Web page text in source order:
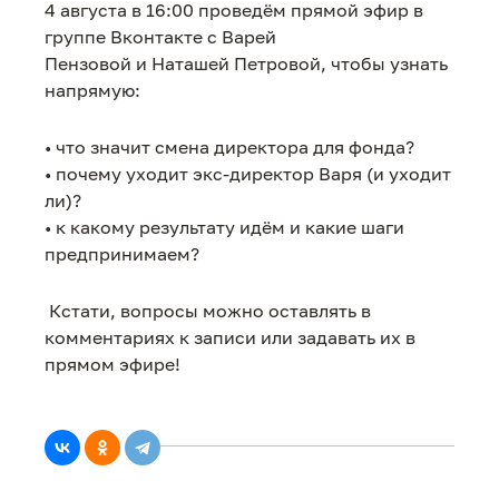
4 августа в 16:00 проведём прямой эфир в
группе Вконтакте с Варей
Пензовой и Наташей Петровой, чтобы узнать
напрямую:
• что значит смена директора для фонда?
• почему уходит экс-директор Варя (и уходит
ли)?
• к какому результату идём и какие шаги
предпринимаем?
Кстати, вопросы можно оставлять в
комментариях к записи или задавать их в
прямом эфире!